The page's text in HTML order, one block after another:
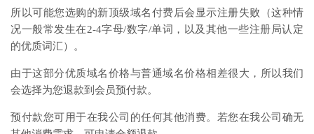
所以可能您选购的新顶级域名付费后会显示注册失败（这种情
况一般常发生在2-4字母/数字/单词，以及其他一些注册局认定
的优质词汇）。
由于这部分优质域名价格与普通域名价格相差很大，所以我们
会选择为您退款到会员预付款。
预付款您可用于在我公司的任何其他消费。若您在我公司确无